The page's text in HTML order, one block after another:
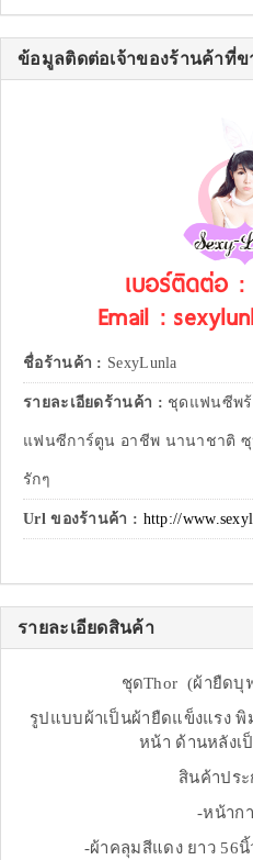
ข้อมูลติดต่อเจ้าของร้านค้าที่
เบอร์ติดต่อ :
Email :
ชื่อร้านค้า : SexyLunla
รายละเอียดร้านค้า : ชุดแฟนซีพร้
แฟนซีการ์ตูน อาชีพ นานาชาติ
รักๆ
Url ของร้านค้า : http://
รายละเอียดสินค้า
ชุดThor (ผ้ายืดบุ
รูปแบบผ้าเป็นผ้ายืดแข็งแรง
หน้า ด้านหลังเ
สินค้าปร
-หน้าก
-ผ้าคลุมสีแดง ยาว 56